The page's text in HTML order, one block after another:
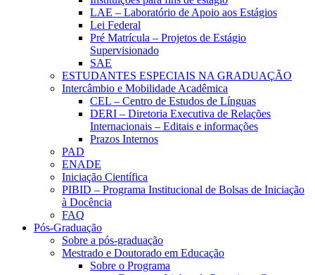
LAE – Laboratório de Apoio aos Estágios
Lei Federal
Pré Matrícula – Projetos de Estágio
Supervisionado
SAE
ESTUDANTES ESPECIAIS NA GRADUAÇÃO
Intercâmbio e Mobilidade Acadêmica
CEL – Centro de Estudos de Línguas
DERI – Diretoria Executiva de Relações
Internacionais – Editais e informações
Prazos Internos
PAD
ENADE
Iniciação Científica
PIBID – Programa Institucional de Bolsas de Iniciação
à Docência
FAQ
Pós-Graduação
Sobre a pós-graduação
Mestrado e Doutorado em Educação
Sobre o Programa